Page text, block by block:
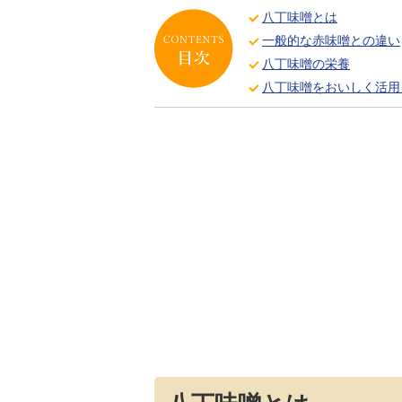
八丁味噌とは
一般的な赤味噌との違い
八丁味噌の栄養
八丁味噌をおいしく活